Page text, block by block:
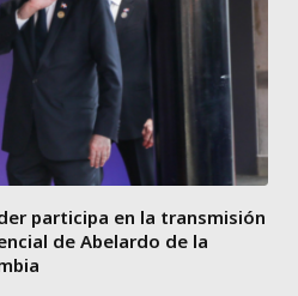
participa en la transmisión
de Abelardo de la